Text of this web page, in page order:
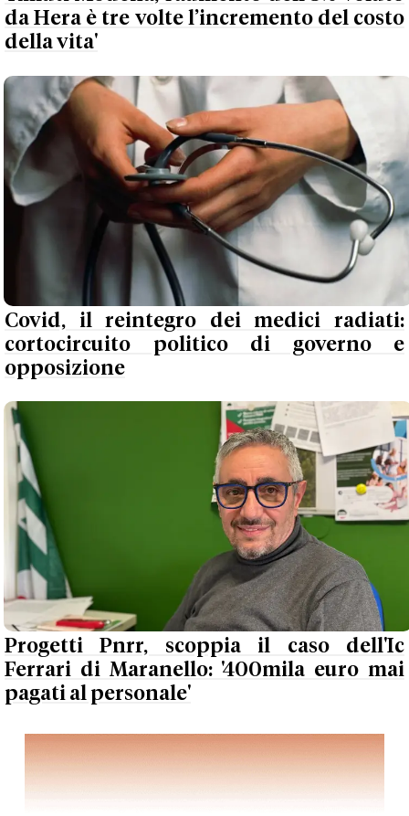
da Hera è tre volte l’incremento del costo
della vita'
Covid, il reintegro dei medici radiati:
cortocircuito politico di governo e
opposizione
Progetti Pnrr, scoppia il caso dell'Ic
Ferrari di Maranello: '400mila euro mai
pagati al personale'